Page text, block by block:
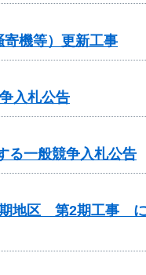
寄機等）更新工事
入札公告
る一般競争入札公告
期地区 第2期工事